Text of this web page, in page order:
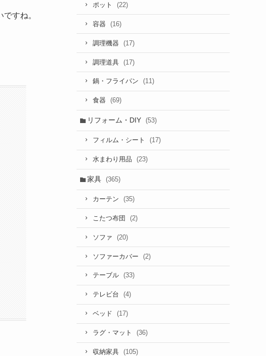
すね。
ポット (22)
容器 (16)
調理機器 (17)
調理道具 (17)
鍋・フライパン (11)
食器 (69)
リフォーム・DIY (53)
フィルム・シート (17)
水まわり用品 (23)
家具 (365)
カーテン (35)
こたつ布団 (2)
ソファ (20)
ソファーカバー (2)
テーブル (33)
テレビ台 (4)
ベッド (17)
ラグ・マット (36)
収納家具 (105)